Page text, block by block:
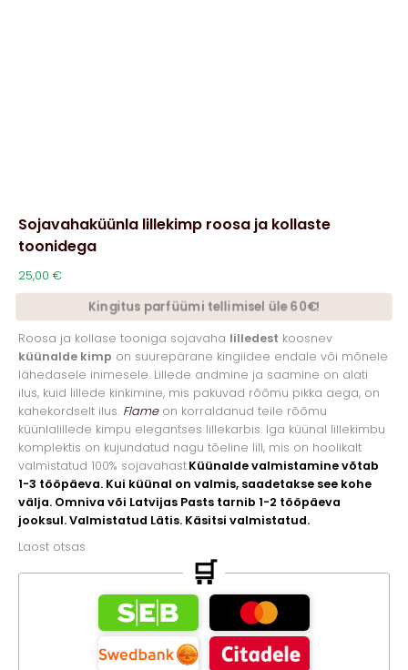
Sojavahaküünla lillekimp roosa ja kollaste
toonidega
25,00 €
Kingitus parfüümi tellimisel üle 60€!
Roosa ja kollase tooniga sojavaha lilledest koosnev
küünalde kimp on suurepärane kingiidee endale või mõnele
lähedasele inimesele. Lillede andmine ja saamine on alati
ilus, kuid lillede kinkimine, mis pakuvad rõõmu pikka aega, on
kahekordselt ilus. Flameon korraldanud teile rõõmu
küünlalillede kimpu elegantses lillekarbis. Iga küünal lillekimbu
komplektis on kujundatud nagu tõeline lill, mis on hoolikalt
valmistatud 100% sojavahast.Küünalde valmistamine võtab
1-3 tööpäeva. Kui küünal on valmis, saadetakse see kohe
välja. Omniva või Latvijas Pasts tarnib 1-2 tööpäeva
jooksul. Valmistatud Lätis. Käsitsi valmistatud.
Laost otsas
🛒